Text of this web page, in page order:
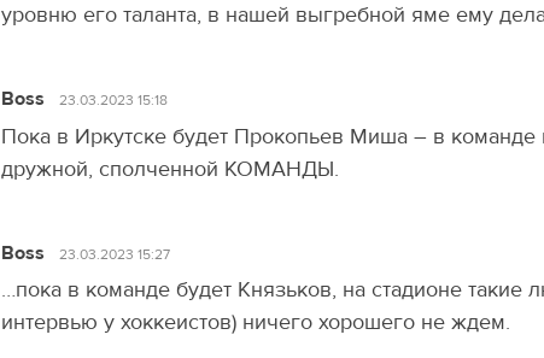
уровню его таланта, в нашей выгребной яме ему
Boss 23.03.2023 15:18
Пока в Иркутске будет Прокопьев Миша – в команде
дружной, сполченной КОМАНДЫ.
Boss 23.03.2023 15:27
…пока в команде будет Князьков, на стадионе
интервью у хоккеистов) ничего хорошего не ждем.